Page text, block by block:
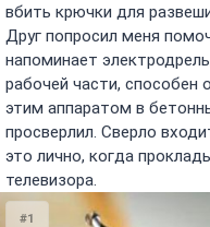
вбить крючки для
Друг попросил меня
напоминает
рабочей части, способен
этим аппаратом в
просверлил. Сверло
это лично, когда
телевизора.
#1